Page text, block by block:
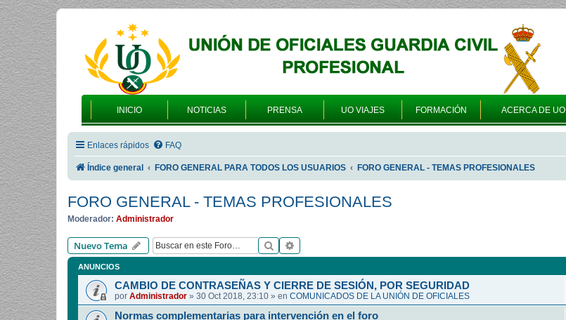
INICIO NOTICIAS PRENSA UO VIAJES FORMACIÓN ACERCA DE UO
Enlaces rápidos FAQ
Índice general FORO GENERAL PARA TODOS LOS USUARIOS FORO GENERAL - TEMAS PROFESIONALES
FORO GENERAL - TEMAS PROFESIONALES
Moderador: Administrador
Nuevo Tema Buscar
ANUNCIOS
CAMBIO DE CONTRASEÑAS Y CIERRE DE SESIÓN, POR SEGURIDAD
por Administrador » 30 Oct 2018, 23:10 » en COMUNICADOS DE LA UNIÓN DE OFICIALES
Normas complementarias para intervención en el foro